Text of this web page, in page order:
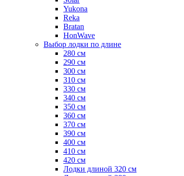
Yukona
Reka
Bratan
HonWave
Выбор лодки по длине
280 см
290 см
300 см
310 см
330 см
340 см
350 см
360 см
370 см
390 см
400 см
410 см
420 см
Лодки длиной 320 см